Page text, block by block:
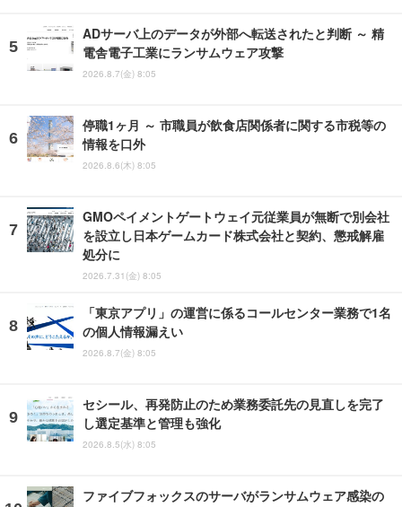
ADサーバ上のデータが外部へ転送されたと判断 ～ 精
電舎電子工業にランサムウェア攻撃
2026.8.7(金) 8:05
停職1ヶ月 ～ 市職員が飲食店関係者に関する市税等の
情報を口外
2026.8.6(木) 8:05
GMOペイメントゲートウェイ元従業員が無断で別会社
を設立し日本ゲームカード株式会社と契約、懲戒解雇
処分に
2026.7.31(金) 8:05
「東京アプリ」の運営に係るコールセンター業務で1名
の個人情報漏えい
2026.8.7(金) 8:05
セシール、再発防止のため業務委託先の見直しを完了
し選定基準と管理も強化
2026.8.5(水) 8:05
ファイブフォックスのサーバがランサムウェア感染の